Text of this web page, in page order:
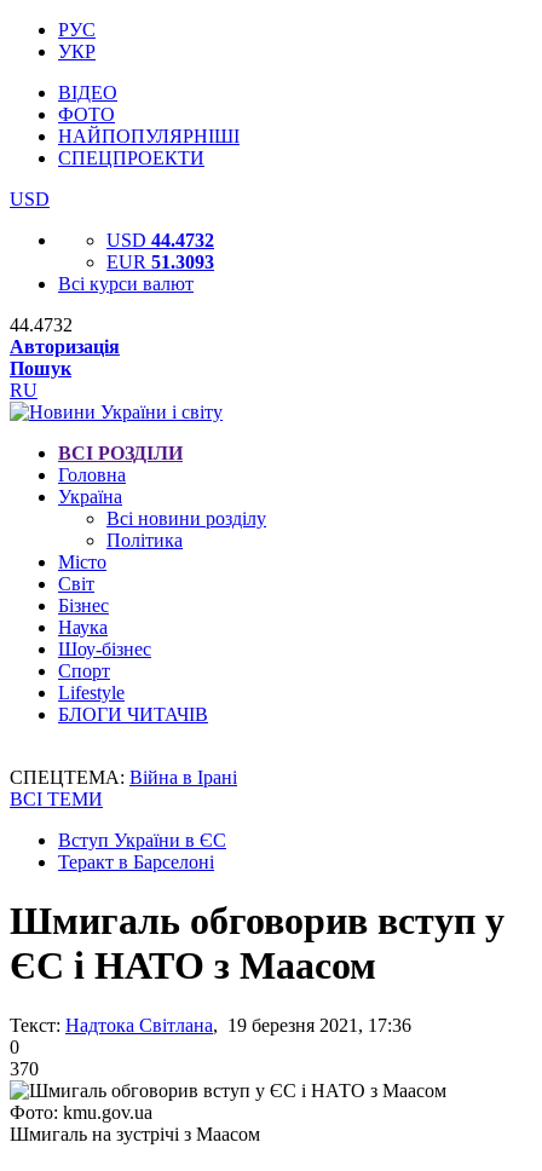
РУС
УКР
ВІДЕО
ФОТО
НАЙПОПУЛЯРНІШІ
СПЕЦПРОЕКТИ
USD
USD 44.4732
EUR 51.3093
Всі курси валют
44.4732
Авторизація
Пошук
RU
ВСІ РОЗДІЛИ
Головна
Україна
Всі новини розділу
Політика
Місто
Світ
Бізнес
Наука
Шоу-бізнес
Спорт
Lifestyle
БЛОГИ ЧИТАЧІВ
СПЕЦТЕМА: Війна в Ірані
ВСІ ТЕМИ
Вступ України в ЄС
Теракт в Барселоні
Шмигаль обговорив вступ у
ЄС і НАТО з Маасом
Текст: Надтока Світлана, 19 березня 2021, 17:36
0
370
Фото: kmu.gov.ua
Шмигаль на зустрічі з Маасом